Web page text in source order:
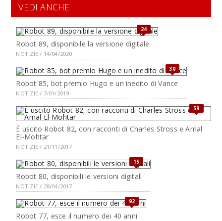
VEDI ANCHE
24
Robot 89, disponibile la versione digitale
NOTIZIE / 14/04/2020
30
Robot 85, bot premio Hugo e un inedito di Vance
NOTIZIE / 7/01/2019
59
È uscito Robot 82, con racconti di Charles Stross e Amal
El-Mohtar
NOTIZIE / 21/11/2017
15
Robot 80, disponibili le versioni digitali
NOTIZIE / 28/04/2017
92
Robot 77, esce il numero dei 40 anni